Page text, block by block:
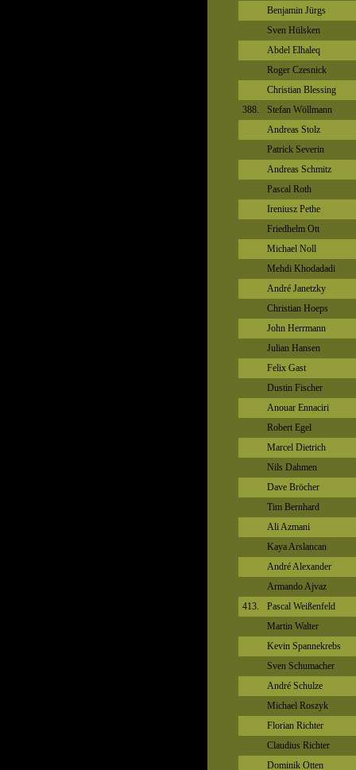
Benjamin Jürgs
Sven Hülsken
Abdel Elhaleq
Roger Czesnick
Christian Blessing
388.
Stefan Wöllmann
Andreas Stolz
Patrick Severin
Andreas Schmitz
Pascal Roth
Ireniusz Pethe
Friedhelm Ott
Michael Noll
Mehdi Khodadadi
André Janetzky
Christian Hoeps
John Herrmann
Julian Hansen
Felix Gast
Dustin Fischer
Anouar Ennaciri
Robert Egel
Marcel Dietrich
Nils Dahmen
Dave Bröcher
Tim Bernhard
Ali Azmani
Kaya Arslancan
André Alexander
Armando Ajvaz
413.
Pascal Weißenfeld
Martin Walter
Kevin Spannekrebs
Sven Schumacher
André Schulze
Michael Roszyk
Florian Richter
Claudius Richter
Dominik Otten